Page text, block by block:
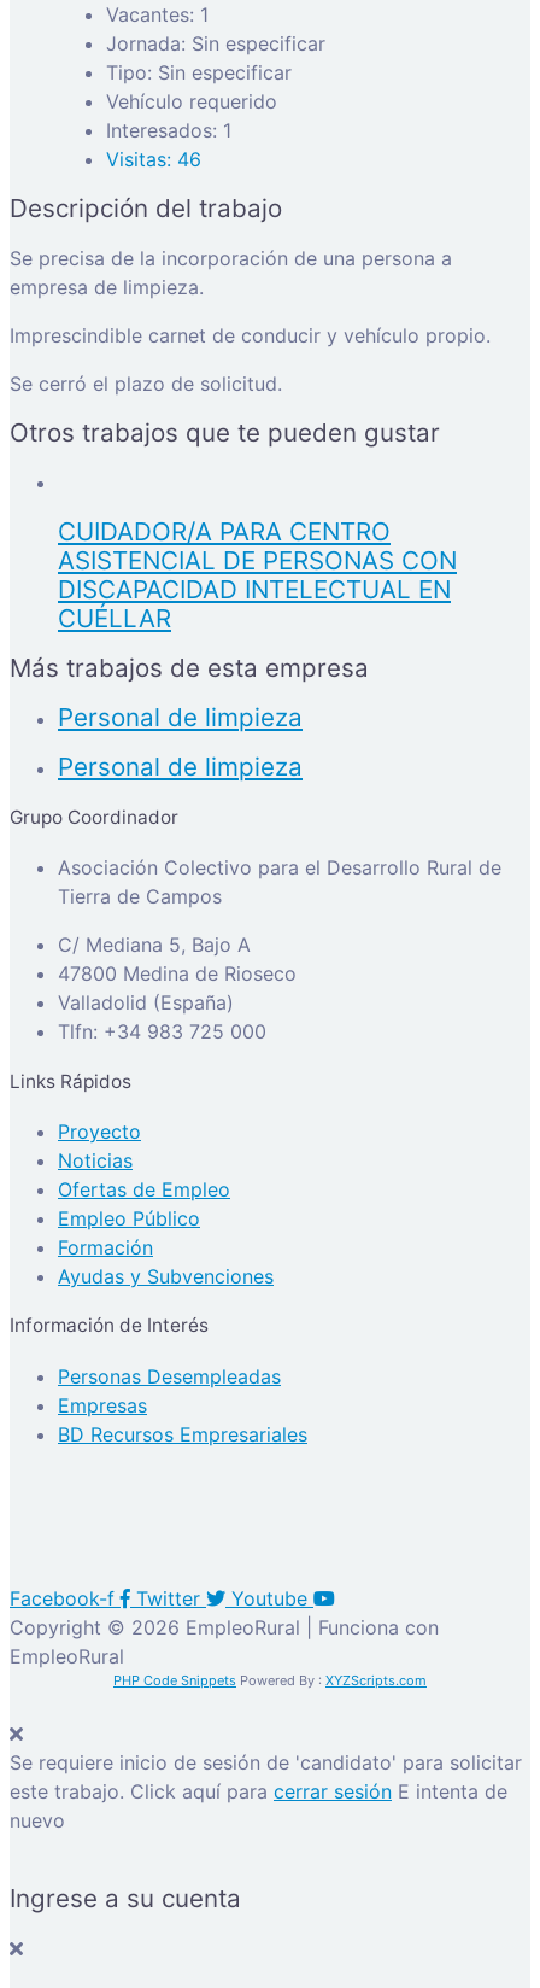
Vacantes: 1
Jornada: Sin especificar
Tipo: Sin especificar
Vehículo requerido
Interesados: 1
Visitas: 46
Descripción del trabajo
Se precisa de la incorporación de una persona a
empresa de limpieza.
Imprescindible carnet de conducir y vehículo propio.
Se cerró el plazo de solicitud.
Otros trabajos que te pueden gustar
CUIDADOR/A PARA CENTRO
ASISTENCIAL DE PERSONAS CON
DISCAPACIDAD INTELECTUAL EN
CUÉLLAR
Más trabajos de esta empresa
Personal de limpieza
Personal de limpieza
Grupo Coordinador
Asociación Colectivo para el Desarrollo Rural de
Tierra de Campos
C/ Mediana 5, Bajo A
47800 Medina de Rioseco
Valladolid (España)
Tlfn: +34 983 725 000
Links Rápidos
Proyecto
Noticias
Ofertas de Empleo
Empleo Público
Formación
Ayudas y Subvenciones
Información de Interés
Personas Desempleadas
Empresas
BD Recursos Empresariales
Facebook-f Twitter
Youtube
Copyright © 2026 EmpleoRural | Funciona con
EmpleoRural
PHP Code Snippets Powered By : XYZScripts.com
Se requiere inicio de sesión de 'candidato' para solicitar
este trabajo. Click aquí para cerrar sesión E intenta de
nuevo
Ingrese a su cuenta